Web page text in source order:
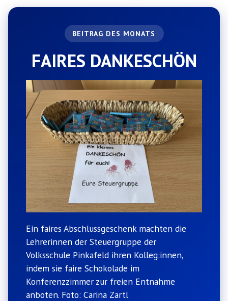
FAIRES DANKESCHÖN
Ein faires Abschlussgeschenk machten die
Lehrerinnen der Steuergruppe der
Volksschule Pinkafeld ihren Kolleg:innen,
indem sie faire Schokolade im
Konferenzzimmer zur freien Entnahme
anboten. Foto: Carina Zartl